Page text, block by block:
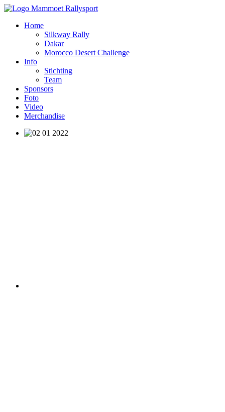
Home
Silkway Rally
Dakar
Morocco Desert Challenge
Info
Stichting
Team
Sponsors
Foto
Video
Merchandise